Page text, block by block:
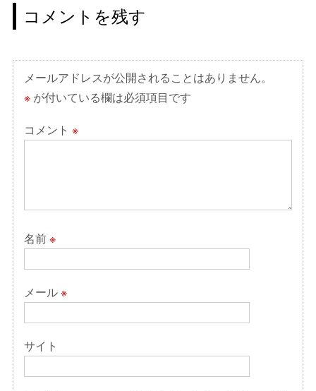
ゲ
ー
シ
ョ
ン
コメントを残す
メールアドレスが公開されることはありません。
※が付いている欄は必須項目です
コメント ※
名前※
メール※
サイト